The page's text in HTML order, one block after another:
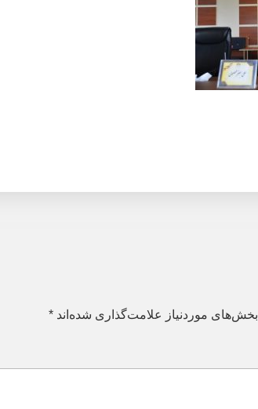
بخش‌های موردنیاز علامت‌گذاری شده‌اند *